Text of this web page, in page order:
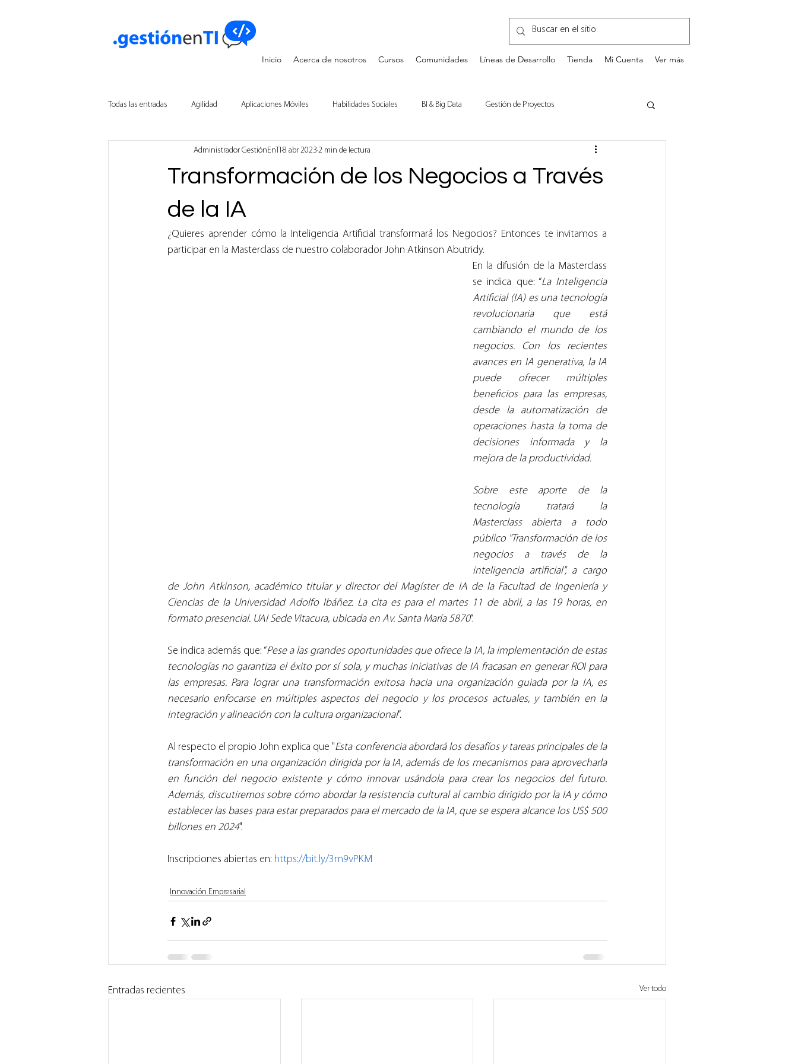
Inicio Acerca de nosotros Cursos Comunidades Líneas de Desarrollo Tienda Mi Cuenta Ver más
Todas las entradas Agilidad Aplicaciones Móviles Habilidades Sociales BI & Big Data Gestión de Proyectos
Innovación Empresarial Tecnología Desarrollo Personal GestionEnTI.com
Inteligencia Artificial
Transformación de los Negocios a Través
de la IA
Administrador GestiónEnTI 8 abr 2023 2 min de lectura
¿Quieres aprender cómo la Inteligencia Artificial transformará los Negocios? Entonces te invitamos a
participar en la Masterclass de nuestro colaborador John Atkinson Abutridy.
En la difusión de la Masterclass
se indica que: “La Inteligencia
Artificial (IA) es una tecnología
revolucionaria que está
cambiando el mundo de los
negocios. Con los recientes
avances en IA generativa, la IA
puede ofrecer múltiples
beneficios para las empresas,
desde la automatización de
operaciones hasta la toma de
decisiones informada y la
mejora de la productividad.
Sobre este aporte de la
tecnología tratará la
Masterclass abierta a todo
público "Transformación de los
negocios a través de la
inteligencia artificial", a cargo
de John Atkinson, académico titular y director del Magíster de IA de la Facultad de Ingeniería y
Ciencias de la Universidad Adolfo Ibáñez. La cita es para el martes 11 de abril, a las 19 horas, en
formato presencial. UAI Sede Vitacura, ubicada en Av. Santa María 5870”.
Se indica además que: “Pese a las grandes oportunidades que ofrece la IA, la implementación de estas
tecnologías no garantiza el éxito por sí sola, y muchas iniciativas de IA fracasan en generar ROI para
las empresas. Para lograr una transformación exitosa hacia una organización guiada por la IA, es
necesario enfocarse en múltiples aspectos del negocio y los procesos actuales, y también en la
integración y alineación con la cultura organizacional”.
Al respecto el propio John explica que "Esta conferencia abordará los desafíos y tareas principales de la
transformación en una organización dirigida por la IA, además de los mecanismos para aprovecharla
en función del negocio existente y cómo innovar usándola para crear los negocios del futuro.
Además, discutiremos sobre cómo abordar la resistencia cultural al cambio dirigido por la IA y cómo
establecer las bases para estar preparados para el mercado de la IA, que se espera alcance los US$ 500
billones en 2024".
Inscripciones abiertas en: https://bit.ly/3m9vPKM
Innovación Empresarial
Entradas recientes Ver todo